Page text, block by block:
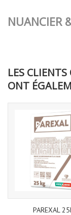
NUANCIER
LES
ONT
PAREXAL